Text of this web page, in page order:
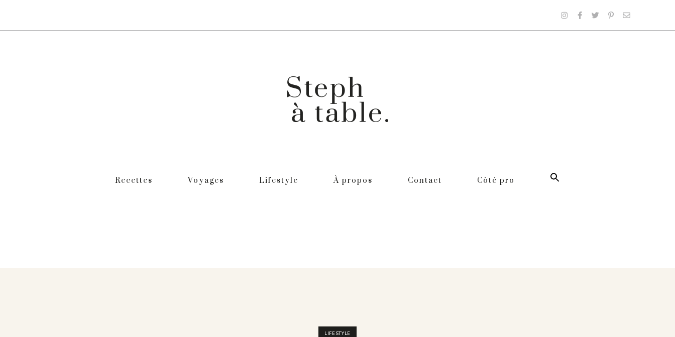
Recettes Voyages Lifestyle À propos Contact Côté pro
LIFESTYLE